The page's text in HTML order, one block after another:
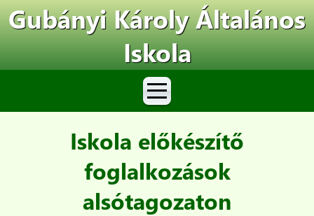
Gubányi Károly Általános
Iskola
Iskola előkészítő
foglalkozások
alsótagozaton